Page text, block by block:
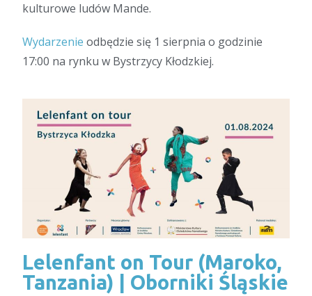
kulturowe ludów Mande.
Wydarzenie odbędzie się 1 sierpnia o godzinie
17:00 na rynku w Bystrzycy Kłodzkiej.
Lelenfant on Tour (Maroko,
Tanzania) | Oborniki Śląskie